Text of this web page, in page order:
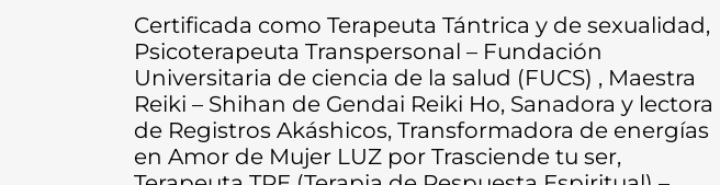
Certificada como Terapeuta Tántrica y de sexualidad,
Psicoterapeuta Transpersonal – Fundación
Universitaria de ciencia de la salud (FUCS) , Maestra
Reiki – Shihan de Gendai Reiki Ho, Sanadora y lectora
de Registros Akáshicos, Transformadora de energías
en Amor de Mujer LUZ por Trasciende tu ser,